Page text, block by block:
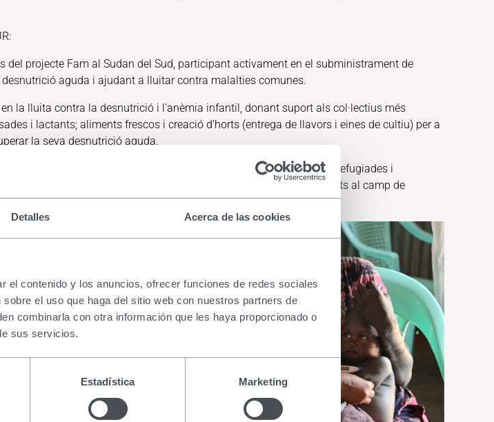
Detalles Acerca de las cookies
el contenido y los anuncios, ofrecer funciones de redes sociales
el uso que haga del sitio web con nuestros partners de
combinarla con otra información que les haya proporcionado o
sus servicios.
Estadística Marketing
del projecte Fam al Sudan del Sud, participant activament en el subministrament de
aguda i ajudant a lluitar contra malalties comunes.
en la lluita contra la desnutrició i l'anèmia infantil, donant suport als col·lectius més
i lactants; aliments frescos i creació d'horts (entrega de llavors i eines de cultiu) per a
la seva desnutrició aguda.
Proporcionar assistència sanitària i d'higiene a les persones refugiades i
davant l'emergència sanitària de la Covid-19 i els incendis produïts al camp de
dels refugiats en
formació de mares
frescos; i tallers de
i assistència humanitària
a: reparacions i
Ucraïna; distribució de
efectiu.
resposta davant
salut a Nigèria, un país